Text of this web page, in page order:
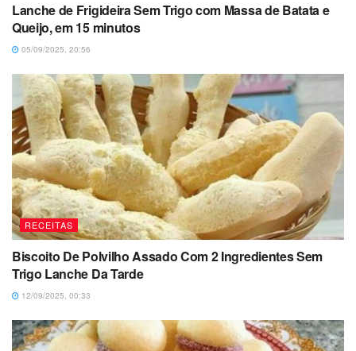
Lanche de Frigideira Sem Trigo com Massa de Batata e
Queijo, em 15 minutos
05/09/2025, 20:56
RECEITAS
Biscoito De Polvilho Assado Com 2 Ingredientes Sem
Trigo Lanche Da Tarde
12/09/2025, 00:33